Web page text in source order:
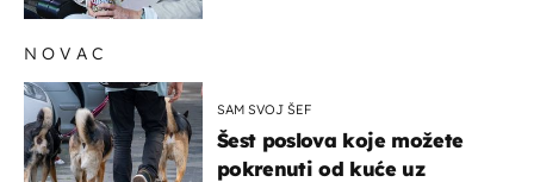
NOVAC
SAM SVOJ ŠEF
Šest poslova koje možete
pokrenuti od kuće uz